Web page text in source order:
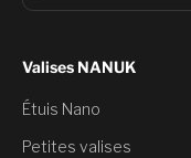
Valises NANUK
Étuis Nano
Petites valises